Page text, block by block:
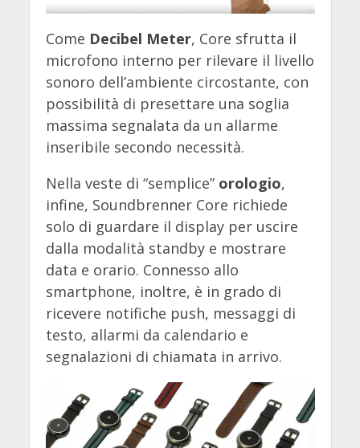
Come Decibel Meter, Core sfrutta il
microfono interno per rilevare il livello
sonoro dell’ambiente circostante, con
possibilità di presettare una soglia
massima segnalata da un allarme
inseribile secondo necessità.
Nella veste di “semplice” orologio,
infine, Soundbrenner Core richiede
solo di guardare il display per uscire
dalla modalità standby e mostrare
data e orario. Connesso allo
smartphone, inoltre, è in grado di
ricevere notifiche push, messaggi di
testo, allarmi da calendario e
segnalazioni di chiamata in arrivo.